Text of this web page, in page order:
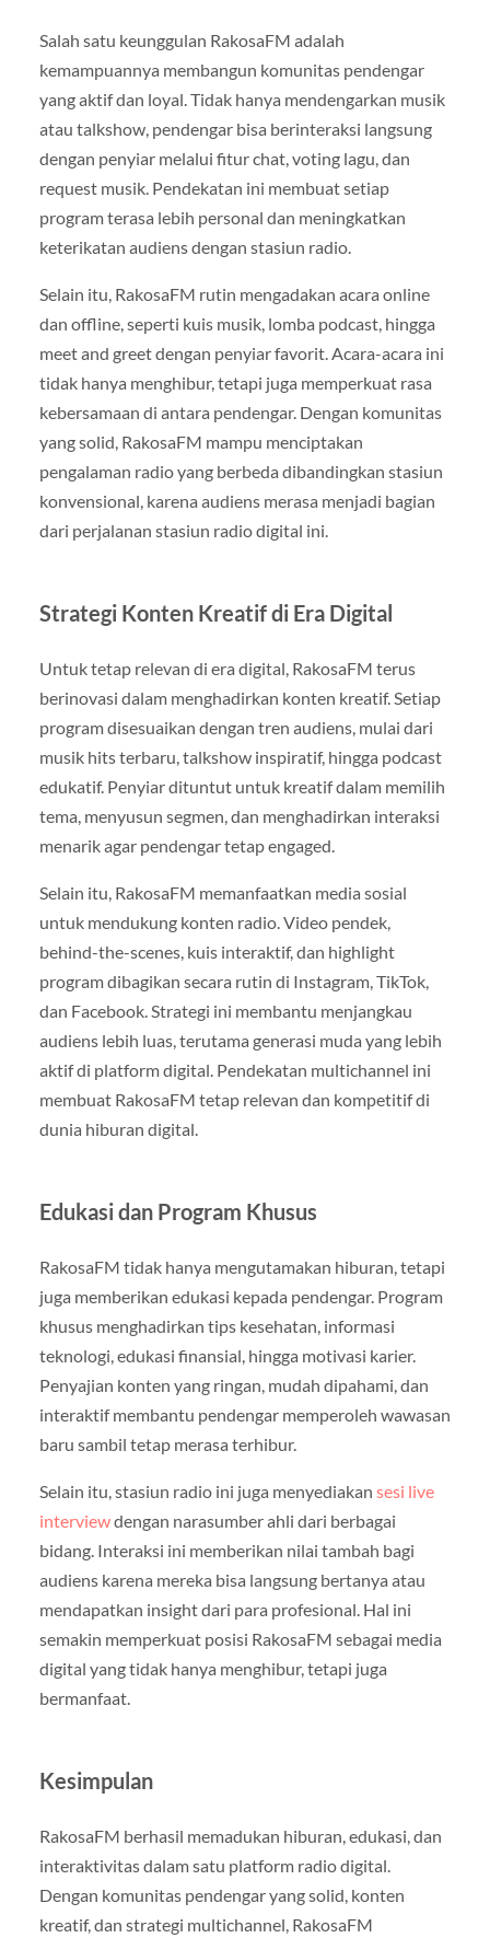
Salah satu keunggulan RakosaFM adalah
kemampuannya membangun komunitas pendengar
yang aktif dan loyal. Tidak hanya mendengarkan musik
atau talkshow, pendengar bisa berinteraksi langsung
dengan penyiar melalui fitur chat, voting lagu, dan
request musik. Pendekatan ini membuat setiap
program terasa lebih personal dan meningkatkan
keterikatan audiens dengan stasiun radio.
Selain itu, RakosaFM rutin mengadakan acara online
dan offline, seperti kuis musik, lomba podcast, hingga
meet and greet dengan penyiar favorit. Acara-acara ini
tidak hanya menghibur, tetapi juga memperkuat rasa
kebersamaan di antara pendengar. Dengan komunitas
yang solid, RakosaFM mampu menciptakan
pengalaman radio yang berbeda dibandingkan stasiun
konvensional, karena audiens merasa menjadi bagian
dari perjalanan stasiun radio digital ini.
Strategi Konten Kreatif di Era Digital
Untuk tetap relevan di era digital, RakosaFM terus
berinovasi dalam menghadirkan konten kreatif. Setiap
program disesuaikan dengan tren audiens, mulai dari
musik hits terbaru, talkshow inspiratif, hingga podcast
edukatif. Penyiar dituntut untuk kreatif dalam memilih
tema, menyusun segmen, dan menghadirkan interaksi
menarik agar pendengar tetap engaged.
Selain itu, RakosaFM memanfaatkan media sosial
untuk mendukung konten radio. Video pendek,
behind-the-scenes, kuis interaktif, dan highlight
program dibagikan secara rutin di Instagram, TikTok,
dan Facebook. Strategi ini membantu menjangkau
audiens lebih luas, terutama generasi muda yang lebih
aktif di platform digital. Pendekatan multichannel ini
membuat RakosaFM tetap relevan dan kompetitif di
dunia hiburan digital.
Edukasi dan Program Khusus
RakosaFM tidak hanya mengutamakan hiburan, tetapi
juga memberikan edukasi kepada pendengar. Program
khusus menghadirkan tips kesehatan, informasi
teknologi, edukasi finansial, hingga motivasi karier.
Penyajian konten yang ringan, mudah dipahami, dan
interaktif membantu pendengar memperoleh wawasan
baru sambil tetap merasa terhibur.
Selain itu, stasiun radio ini juga menyediakan sesi live
interviewdengan narasumber ahli dari berbagai
bidang. Interaksi ini memberikan nilai tambah bagi
audiens karena mereka bisa langsung bertanya atau
mendapatkan insight dari para profesional. Hal ini
semakin memperkuat posisi RakosaFM sebagai media
digital yang tidak hanya menghibur, tetapi juga
bermanfaat.
Kesimpulan
RakosaFM berhasil memadukan hiburan, edukasi, dan
interaktivitas dalam satu platform radio digital.
Dengan komunitas pendengar yang solid, konten
kreatif, dan strategi multichannel, RakosaFM